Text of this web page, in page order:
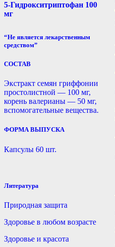
5-Гидрокситриптофан 100
мг
“Не является лекарственным
средством”
СОСТАВ
Экстракт семян гриффонии
простолистной — 100 мг,
корень валерианы — 50 мг,
вспомогательные вещества.
ФОРМА ВЫПУСКА
Капсулы 60 шт.
Литература
Природная защита
Здоровье в любом возрасте
Здоровье и красота